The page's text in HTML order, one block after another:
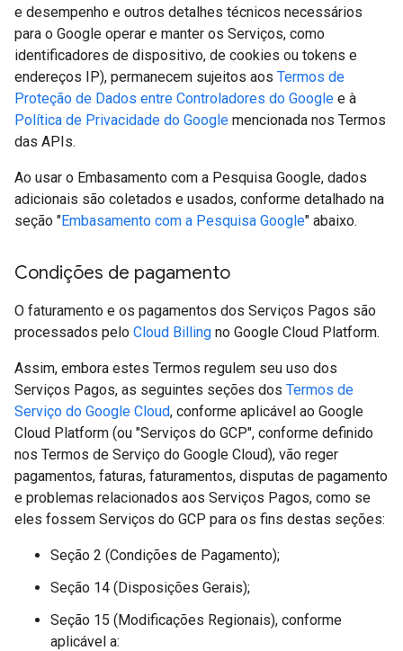
e desempenho e outros detalhes técnicos necessários
para o Google operar e manter os Serviços, como
identificadores de dispositivo, de cookies ou tokens e
endereços IP), permanecem sujeitos aos Termos de
Proteção de Dados entre Controladores do Google e à
Política de Privacidade do Google mencionada nos Termos
das APIs.
Ao usar o Embasamento com a Pesquisa Google, dados
adicionais são coletados e usados, conforme detalhado na
seção "Embasamento com a Pesquisa Google" abaixo.
Condições de pagamento
O faturamento e os pagamentos dos Serviços Pagos são
processados pelo Cloud Billing no Google Cloud Platform.
Assim, embora estes Termos regulem seu uso dos
Serviços Pagos, as seguintes seções dos Termos de
Serviço do Google Cloud, conforme aplicável ao Google
Cloud Platform (ou "Serviços do GCP", conforme definido
nos Termos de Serviço do Google Cloud), vão reger
pagamentos, faturas, faturamentos, disputas de pagamento
e problemas relacionados aos Serviços Pagos, como se
eles fossem Serviços do GCP para os fins destas seções:
Seção 2 (Condições de Pagamento);
Seção 14 (Disposições Gerais);
Seção 15 (Modificações Regionais), conforme
aplicável a: